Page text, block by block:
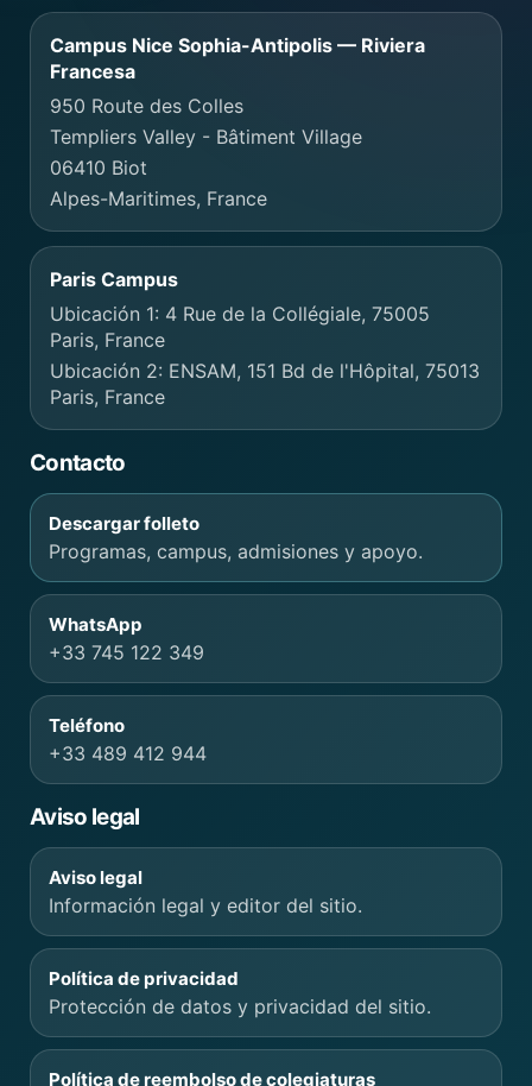
Campus Nice Sophia-Antipolis — Riviera
Francesa
950 Route des Colles
Templiers Valley - Bâtiment Village
06410 Biot
Alpes-Maritimes, France
Paris Campus
Ubicación 1: 4 Rue de la Collégiale, 75005
Paris, France
Ubicación 2: ENSAM, 151 Bd de l'Hôpital, 75013
Paris, France
Contacto
Descargar folleto
Programas, campus, admisiones y apoyo.
WhatsApp
+33 745 122 349
Teléfono
+33 489 412 944
Aviso legal
Aviso legal
Información legal y editor del sitio.
Política de privacidad
Protección de datos y privacidad del sitio.
Política de reembolso de colegiaturas